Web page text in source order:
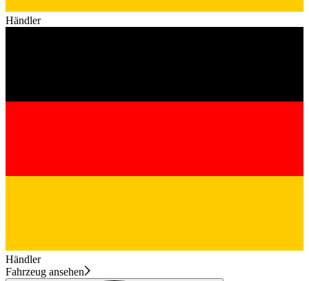
Händler
Händler
Fahrzeug ansehen